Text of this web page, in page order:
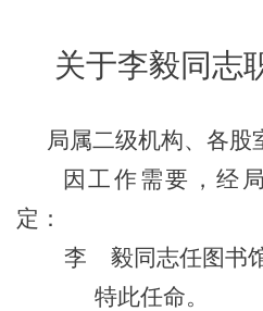
关于李毅同志
局属二级机构、各股
因工作需要，经
定：
李
毅同志任图书
特此任命。